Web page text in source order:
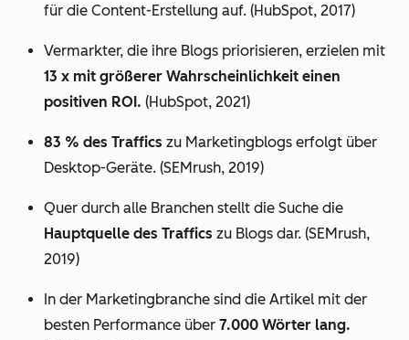
für die Content-Erstellung auf. (HubSpot, 2017)
Vermarkter, die ihre Blogs priorisieren, erzielen mit
13 x mit größerer Wahrscheinlichkeit einen
positiven ROI. (HubSpot, 2021)
83 % des Traffics zu Marketingblogs erfolgt über
Desktop-Geräte. (SEMrush, 2019)
Quer durch alle Branchen stellt die Suche die
Hauptquelle des Traffics zu Blogs dar. (SEMrush,
2019)
In der Marketingbranche sind die Artikel mit der
besten Performance über 7.000 Wörter lang.